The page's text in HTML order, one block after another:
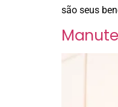
são seus